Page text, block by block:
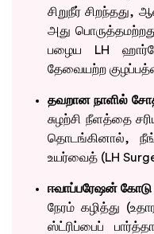
சிறுநீர்
அது
பழைய LH
தேவையற்ற
தவறான நாளில்
சுழற்சி நீளத்தை
தொடங்கினால்,
உயர்வைத் (LH
ஈவாப்பரேஷன் கோடு
நேரம் கழித்து
ஸ்ட்ரிப்பைப்